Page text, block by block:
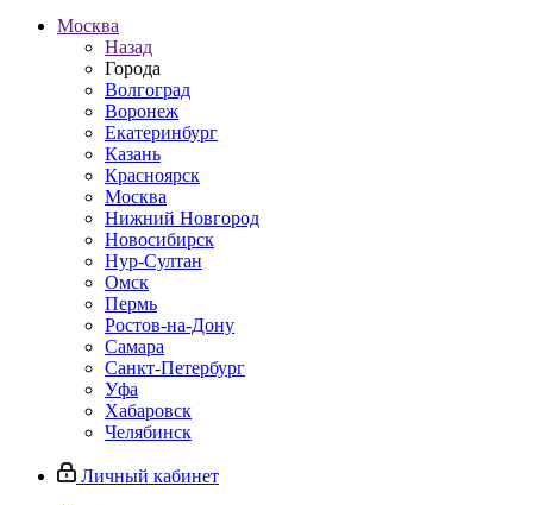
Москва
Назад
Города
Волгоград
Воронеж
Екатеринбург
Казань
Красноярск
Москва
Нижний Новгород
Новосибирск
Нур-Султан
Омск
Пермь
Ростов-на-Дону
Самара
Санкт-Петербург
Уфа
Хабаровск
Челябинск
Личный кабинет